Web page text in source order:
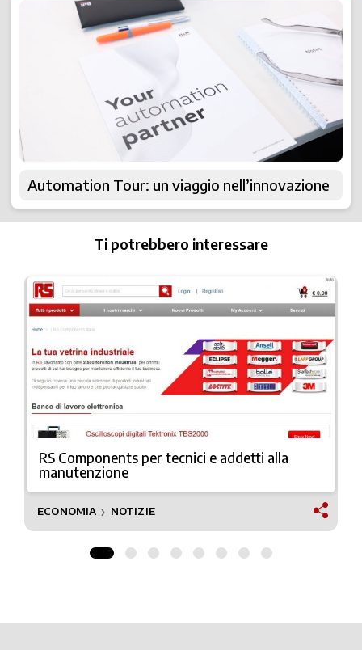
Automation Tour: un viaggio nell’innovazione
Ti potrebbero interessare
RS Components per tecnici e addetti alla
manutenzione
ECONOMIA ❯ NOTIZIE